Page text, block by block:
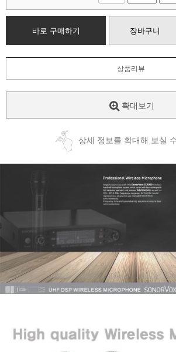
바로 구매하기 장바구니
상품리뷰
확대보기
상세 정보를 확대해 보실